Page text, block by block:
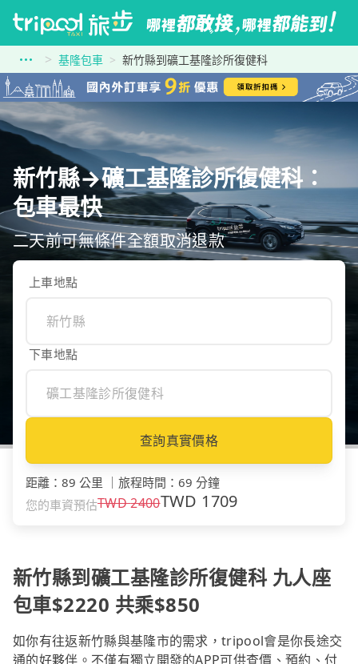
基隆包車 新竹縣到礦工基隆診所復健科
新竹縣→礦工基隆診所復健科：
包車最快
二天前可無條件全額取消退款
上車地點
下車地點
查詢真實價格
距離 ： 89 公里 旅程時間 ： 69 分鐘
您的車資預估TWD2400TWD 1709
新竹縣到礦工基隆診所復健科 九人座
包車$2220 共乘$850
如你有往返新竹縣與基隆市的需求，tripool會是你長途交
通的好夥伴。不僅有獨立開發的APP可供查價、預約、付